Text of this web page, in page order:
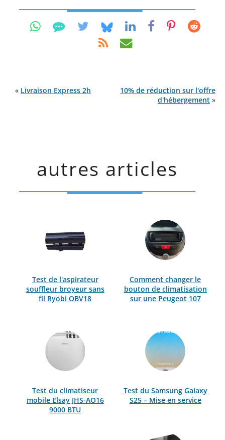
« Livraison Express 2h
10% de réduction sur l'offre
d'hébergement »
autres articles
Test de l'aspirateur
souffleur broyeur sans
fil Ryobi OBV18
Comment changer le
bouton de climatisation
sur une Peugeot 107
Test du climatiseur
mobile Elsay JHS-AO16
9000 BTU
Test du Samsung Galaxy
S25 – Mise en service